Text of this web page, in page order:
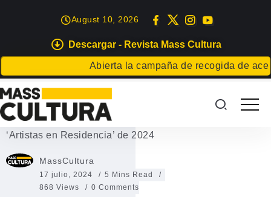
Descargar - Revista Mass Cultura
Abierta la campaña de recogida de aceitunas
August 10, 2026
GRAN CANARIA
Programación de verano de El
CAAM
‘Artistas en Residencia’ de 2024
MassCultura
17 julio, 2024
5 Mins Read
868 Views
0 Comments